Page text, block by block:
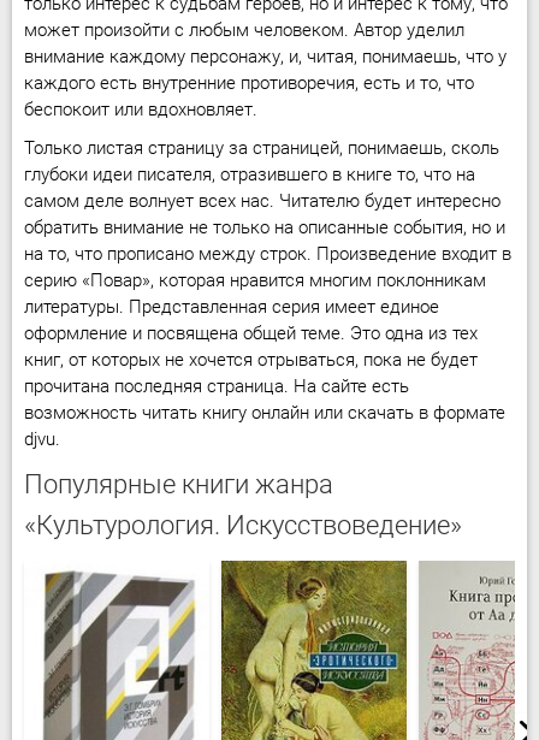
может произойти с любым человеком. Автор уделил
внимание каждому персонажу, и, читая, понимаешь, что у
каждого есть внутренние противоречия, есть и то, что
беспокоит или вдохновляет.
Только листая страницу за страницей, понимаешь, сколь
глубоки идеи писателя, отразившего в книге то, что на
самом деле волнует всех нас. Читателю будет интересно
обратить внимание не только на описанные события, но и
на то, что прописано между строк. Произведение входит в
серию «Повар», которая нравится многим поклонникам
литературы. Представленная серия имеет единое
оформление и посвящена общей теме. Это одна из тех
книг, от которых не хочется отрываться, пока не будет
прочитана последняя страница. На сайте есть
возможность читать книгу онлайн или скачать в формате
djvu.
Популярные книги жанра
«Культурология. Искусствоведение»